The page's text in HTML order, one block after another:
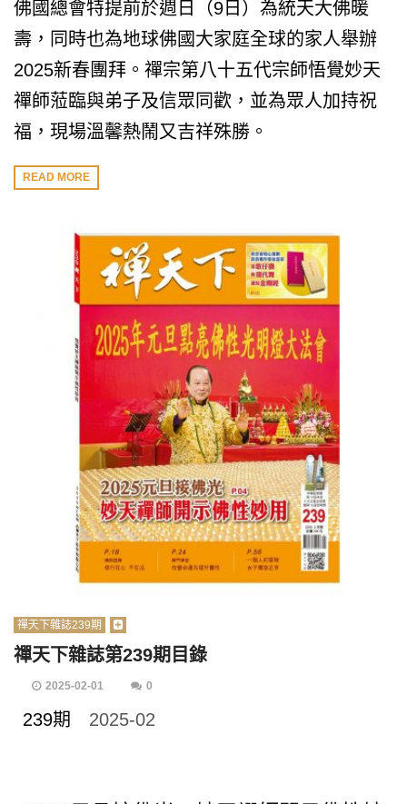
佛國總會特提前於週日（9日）為統天大佛暖
壽，同時也為地球佛國大家庭全球的家人舉辦
2025新春團拜。禪宗第八十五代宗師悟覺妙天
禪師蒞臨與弟子及信眾同歡，並為眾人加持祝
福，現場溫馨熱鬧又吉祥殊勝。
READ MORE
禪天下雜誌239期
禪天下雜誌第239期目錄
2025-02-01 0
239期 2025-02